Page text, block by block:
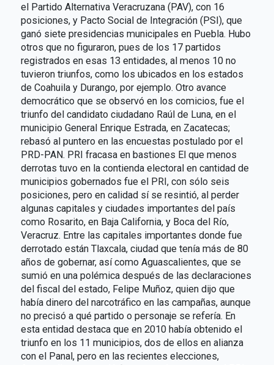
el Partido Alternativa Veracruzana (PAV), con 16
posiciones, y Pacto Social de Integración (PSI), que
ganó siete presidencias municipales en Puebla. Hubo
otros que no figuraron, pues de los 17 partidos
registrados en esas 13 entidades, al menos 10 no
tuvieron triunfos, como los ubicados en los estados
de Coahuila y Durango, por ejemplo. Otro avance
democrático que se observó en los comicios, fue el
triunfo del candidato ciudadano Raúl de Luna, en el
municipio General Enrique Estrada, en Zacatecas;
rebasó al puntero en las encuestas postulado por el
PRD-PAN. PRI fracasa en bastiones El que menos
derrotas tuvo en la contienda electoral en cantidad de
municipios gobernados fue el PRI, con sólo seis
posiciones, pero en calidad sí se resintió, al perder
algunas capitales y ciudades importantes del país
como Rosarito, en Baja California, y Boca del Río,
Veracruz. Entre las capitales importantes donde fue
derrotado están Tlaxcala, ciudad que tenía más de 80
años de gobernar, así como Aguascalientes, que se
sumió en una polémica después de las declaraciones
del fiscal del estado, Felipe Muñoz, quien dijo que
había dinero del narcotráfico en las campañas, aunque
no precisó a qué partido o personaje se refería. En
esta entidad destaca que en 2010 había obtenido el
triunfo en los 11 municipios, dos de ellos en alianza
con el Panal, pero en las recientes elecciones,